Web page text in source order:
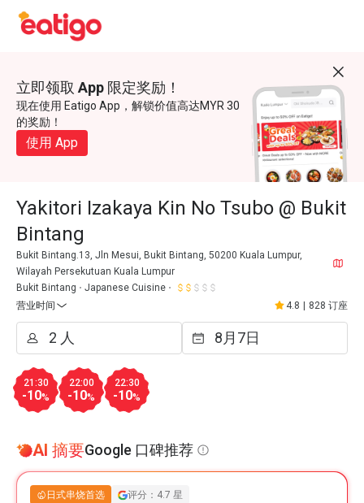
立即领取 App 限定奖励！
现在使用 Eatigo App，解锁价值高达MYR 30
的奖励！
使用 App
Yakitori Izakaya Kin No Tsubo @ Bukit
Bintang
Bukit Bintang.13, Jln Mesui, Bukit Bintang, 50200 Kuala Lumpur,
Wilayah Persekutuan Kuala Lumpur
Bukit Bintang
Japanese Cuisine
营业时间
4.8 828 订座
21:30
-10%
22:00
-10%
22:30
-10%
AI 摘要Google 口碑推荐
日式串烧首选 评分：4.7 星